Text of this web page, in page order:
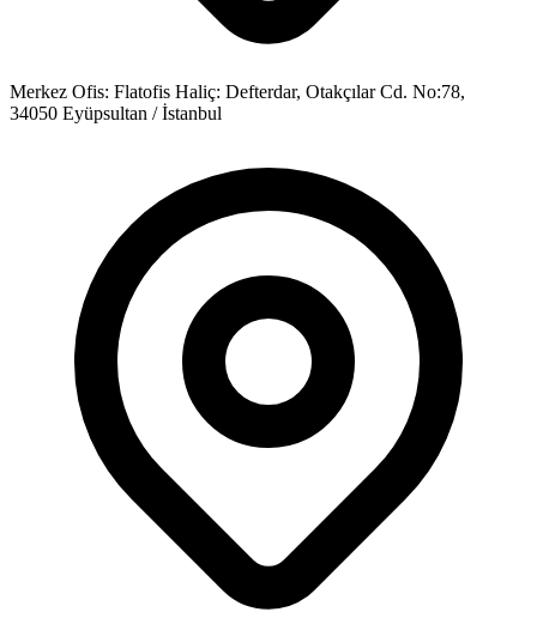
Merkez Ofis: Flatofis Haliç: Defterdar, Otakçılar Cd. No:78,
34050 Eyüpsultan / İstanbul